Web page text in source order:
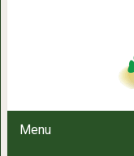
Menu